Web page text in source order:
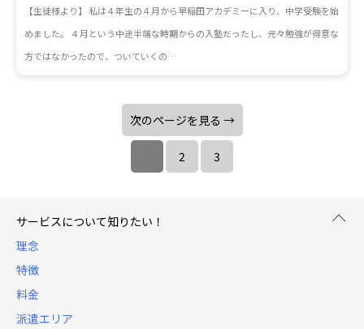
【生徒様より】 私は４年生の４月から早稲田アカデミーに入り、中学受験を始
めました。 ４月という中途半端な時期からの入塾だったし、元々勉強が得意な
方ではなかったので、ついていくの…
2 3
次のページを見る →
サービスについて知りたい！
理念
特徴
料金
派遣エリア